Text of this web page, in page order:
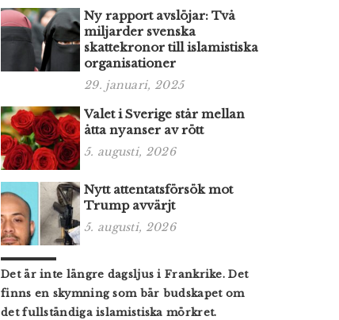
Ny rapport avslöjar: Två
miljarder svenska
skattekronor till islamistiska
organisationer
29. januari, 2025
Valet i Sverige står mellan
åtta nyanser av rött
5. augusti, 2026
Nytt attentatsförsök mot
Trump avvärjt
5. augusti, 2026
Det är inte längre dagsljus i Frankrike. Det
finns en skymning som bär budskapet om
det fullständiga islamistiska mörkret.